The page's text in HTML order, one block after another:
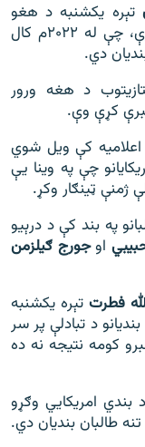
تېره یکشنبه د هغو
درېیو امریکایانو له کورنیو سره خبرې وکړې، چې له ۲۰۲۲م کال
دي.
د هغه ورور
کړې وې.
کې ویل شوي
چې په وینا یې
ژمنې ټینګار وکړ.
په بند کې د درېیو
اوجورج ګیلزمن
فطرتتېره یکشنبه
د تبادلې پر سر
کومه نتیجه نه ده
امریکايي وګړو
طالبان بندیان دي.